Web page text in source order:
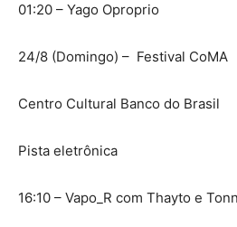
01:20 – Yago Oproprio
24/8 (Domingo) – Festival CoMA
Centro Cultural Banco do Brasil
Pista eletrônica
16:10 – Vapo_R com Thayto e